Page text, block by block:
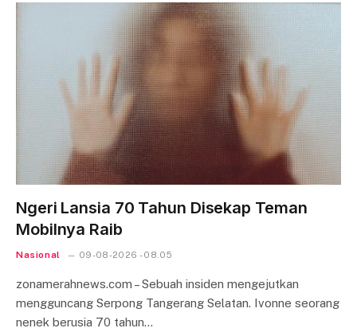
Ngeri Lansia 70 Tahun Disekap Teman
Mobilnya Raib
Nasional 09-08-2026 - 08.05
zonamerahnews.com – Sebuah insiden mengejutkan
mengguncang Serpong Tangerang Selatan. Ivonne seorang
nenek berusia 70 tahun…